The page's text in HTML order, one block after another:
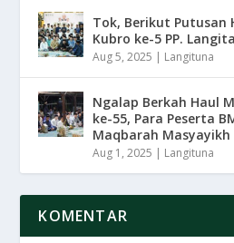
Tok, Berikut Putusan
Kubro ke-5 PP.
Aug 5, 2025 | Langituna
Ngalap Berkah Haul
ke-55, Para Peserta
Maqbarah
Aug 1, 2025 | Langituna
KOMENTAR